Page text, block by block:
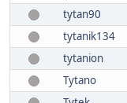
tytan90
tytanik134
tytanion
Tytano